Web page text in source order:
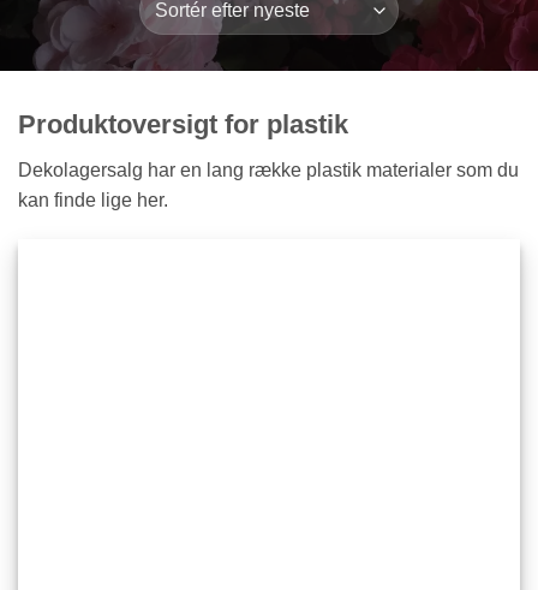
Produktoversigt for plastik
Dekolagersalg har en lang række plastik materialer som du
kan finde lige her.